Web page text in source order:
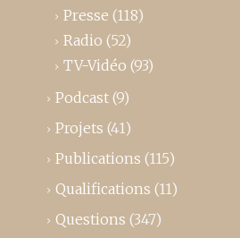
Presse (118)
Radio (52)
TV-Vidéo (93)
Podcast (9)
Projets (41)
Publications (115)
Qualifications (11)
Questions (347)